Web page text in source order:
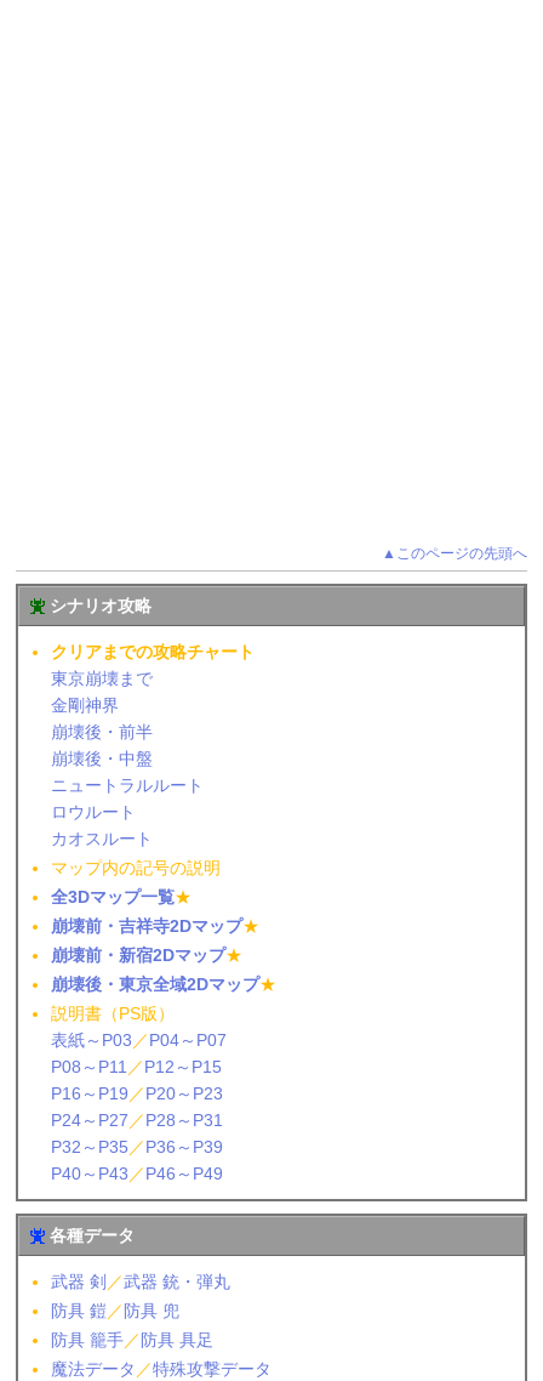
▲このページの先頭へ
シナリオ攻略
クリアまでの攻略チャート
東京崩壊まで
金剛神界
崩壊後・前半
崩壊後・中盤
ニュートラルルート
ロウルート
カオスルート
マップ内の記号の説明
全3Dマップ一覧★
崩壊前・吉祥寺2Dマップ★
崩壊前・新宿2Dマップ★
崩壊後・東京全域2Dマップ★
説明書（PS版）
表紙～P03 ／P04～P07
P08～P11 ／P12～P15
P16～P19 ／P20～P23
P24～P27 ／P28～P31
P32～P35 ／P36～P39
P40～P43 ／P46～P49
各種データ
武器 剣 ／武器 銃・弾丸
防具 鎧 ／ 防具 兜
防具 籠手／ 防具 具足
魔法データ ／特殊攻撃データ